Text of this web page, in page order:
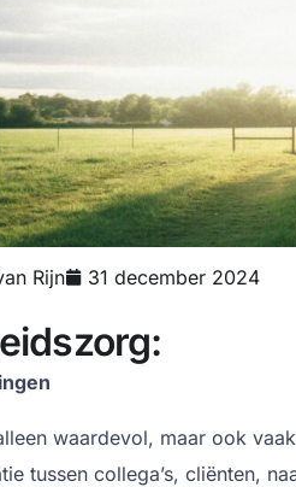
Rijn 31 december 2024
waardevol, maar ook
tussen collega’s, cliënten,